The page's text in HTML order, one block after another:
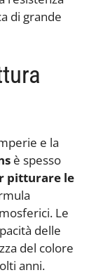
di grande
e la
è spesso
pitturare le
Le
delle
del colore
anni.